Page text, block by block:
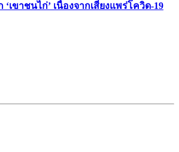
เขาชนไก่’ เนื่องจากเสี่ยงแพร่โควิด-19